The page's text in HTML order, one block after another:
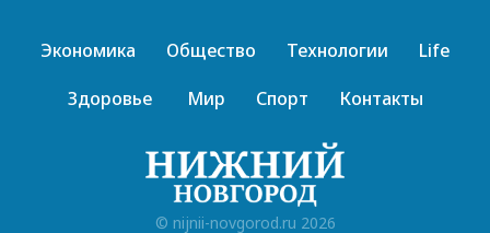
Экономика Общество Технологии
Life
Здоровье
Мир Спорт Контакты
© nijnii-novgorod.ru 2026